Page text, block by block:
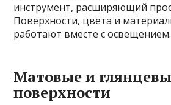
инструмент, расширяющий
Поверхности, цвета и
работают вместе с освещением.
Матовые и
поверхности